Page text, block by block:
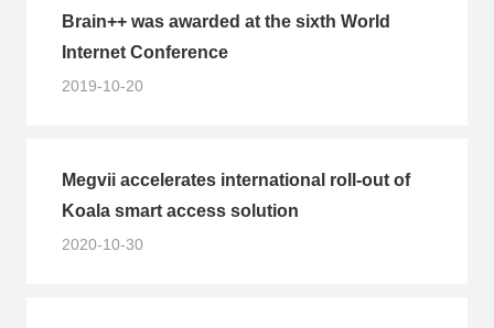
Brain++ was awarded at the sixth World
Internet Conference
2019-10-20
Megvii accelerates international roll-out of
Koala smart access solution
2020-10-30